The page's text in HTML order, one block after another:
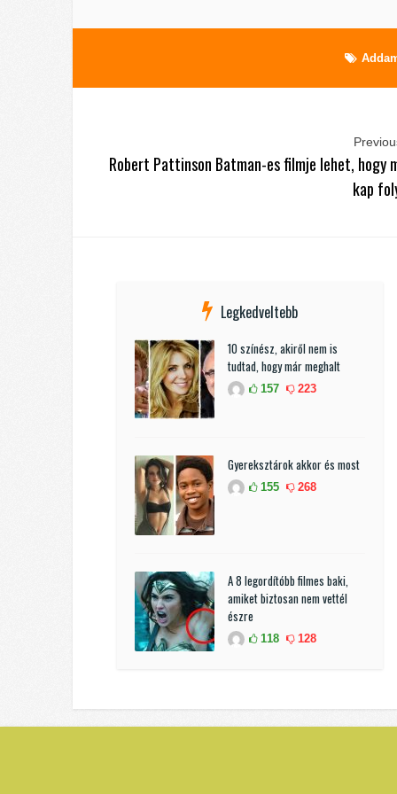
Robert Pattinson Batman-es filmje lehet, hogy
kap
Legkedveltebb
10 színész, akiről nem is
tudtad, hogy már meghalt
157 223
Gyereksztárok akkor és most
155 268
A 8 legordítóbb filmes baki,
amiket biztosan nem vettél
észre
118 128